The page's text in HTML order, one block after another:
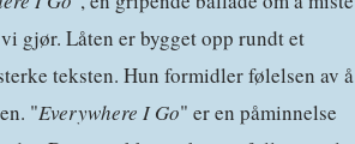
gjør. Låten er bygget opp rundt et
teksten. Hun formidler følelsen av å
"Everywhere I Go" er en påminnelse